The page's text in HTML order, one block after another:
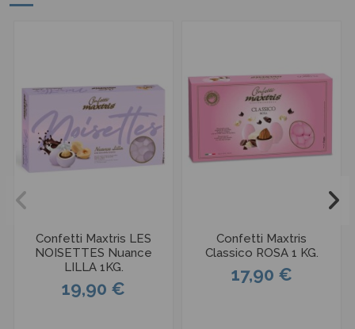
Confetti Maxtris LES
NOISETTES Nuance
LILLA 1KG.
19,90 €
Confetti Maxtris
Classico ROSA 1 KG.
17,90 €